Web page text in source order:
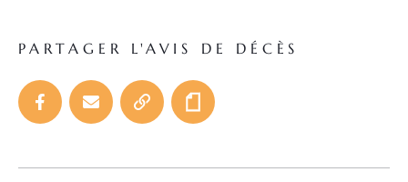
PARTAGER L'AVIS DE DÉCÈS